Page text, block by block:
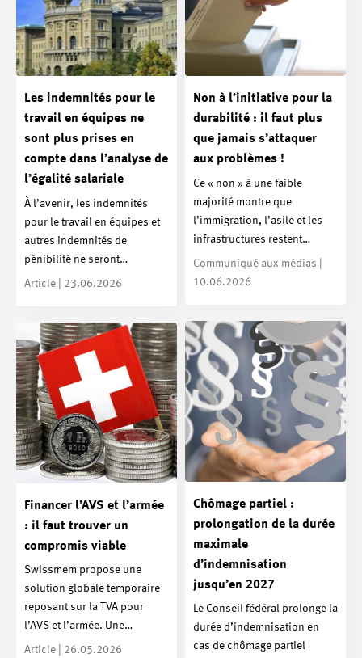
Les indemnités pour le
travail en équipes ne
sont plus prises en
compte dans l’analyse de
l’égalité salariale
À l’avenir, les indemnités
pour le travail en équipes et
autres indemnités de
pénibilité ne seront…
Article | 23.06.2026
Non à l’initiative pour la
durabilité : il faut plus
que jamais s’attaquer
aux problèmes !
Ce « non » à une faible
majorité montre que
l’immigration, l’asile et les
infrastructures restent…
Communiqué aux médias |
10.06.2026
Chômage partiel :
prolongation de la durée
maximale
d’indemnisation
jusqu’en 2027
Le Conseil fédéral prolonge la
durée d’indemnisation en
cas de chômage partiel
Financer l’AVS et l’armée
: il faut trouver un
compromis viable
Swissmem propose une
solution globale temporaire
reposant sur la TVA pour
l’AVS et l’armée. Une…
Article | 26.05.2026